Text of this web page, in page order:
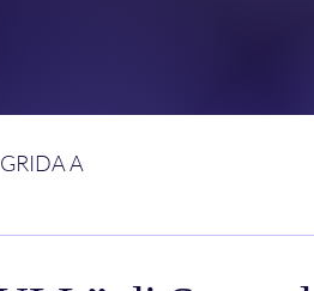
GRIDA A